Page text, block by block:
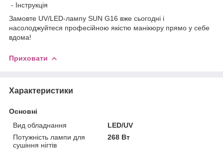
- Інструкція
Замовте UV/LED-лампу SUN G16 вже сьогодні і
насолоджуйтеся професійною якістю манікюру прямо у себе
вдома!
Приховати
Характеристики
Основні
Вид обладнання
LED/UV
Потужність лампи для
сушіння нігтів
268 Вт